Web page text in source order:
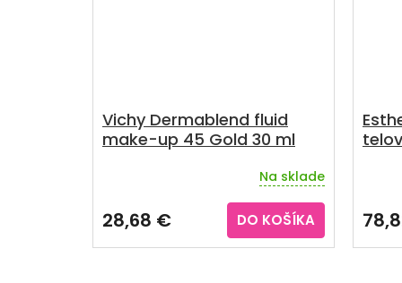
Vichy Dermablend fluid
make-up 45 Gold 30 ml
produktu
je
4,0
Na sklade
28,68 € DO KOŠÍKA